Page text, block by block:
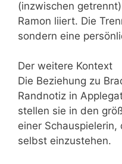
(inzwischen
Ramon liiert. Die
sondern eine
Der weitere Kontext
Die Beziehung zu
Randnotiz in
stellen sie in den
einer
selbst einzustehen.